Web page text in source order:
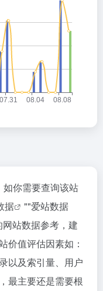
你需要查询该站
据 ""爱站数据
站数据参考，建
价值评估因素如：
以及索引量、用户
最主要还是需要根